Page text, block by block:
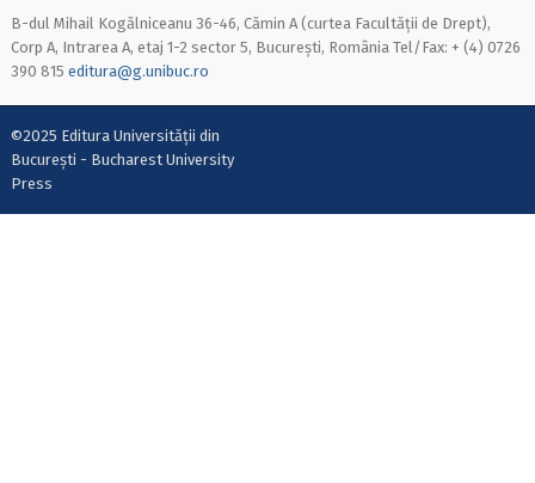
B-dul Mihail Kogălniceanu 36-46, Cămin A (curtea Facultății de Drept),
Corp A, Intrarea A, etaj 1-2 sector 5, București, România Tel/Fax: + (4) 0726
390 815 editura@g.unibuc.ro
©2025 Editura Universității din
București - Bucharest University
Press